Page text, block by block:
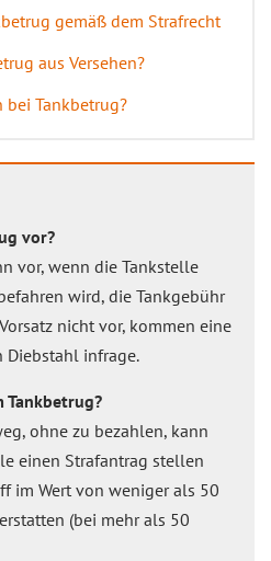
gemäß dem Strafrecht
aus Versehen?
bei Tankbetrug?
vor?
vor, wenn die Tankstelle
wird, die Tankgebühr
nicht vor, kommen eine
Diebstahl infrage.
Tankbetrug?
ohne zu bezahlen, kann
einen Strafantrag stellen
im Wert von weniger als 50
(bei mehr als 50